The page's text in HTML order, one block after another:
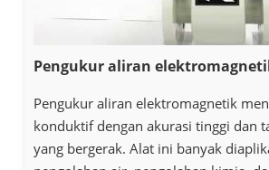
Pengukur aliran
Pengukur aliran elektromagnetik
konduktif dengan akurasi tinggi dan
yang bergerak. Alat ini banyak